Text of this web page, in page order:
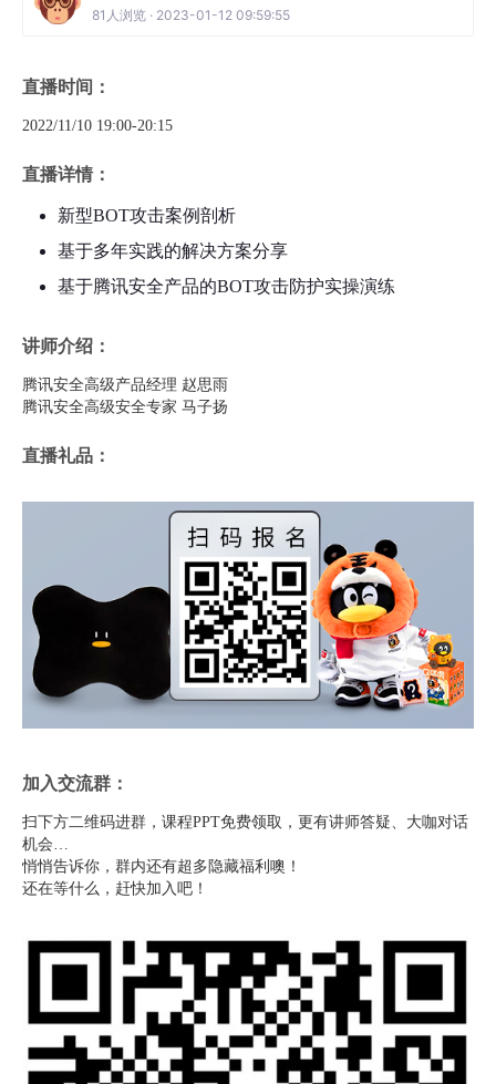
81人浏览 · 2023-01-12 09:59:55
直播时间：
2022/11/10 19:00-20:15
直播详情：
新型BOT攻击案例剖析
基于多年实践的解决方案分享
基于腾讯安全产品的BOT攻击防护实操演练
讲师介绍：
腾讯安全高级产品经理 赵思雨
腾讯安全高级安全专家 马子扬
直播礼品：
加入交流群：
扫下方二维码进群，课程PPT免费领取，更有讲师答疑、大咖对话
机会…
悄悄告诉你，群内还有超多隐藏福利噢！
还在等什么，赶快加入吧！